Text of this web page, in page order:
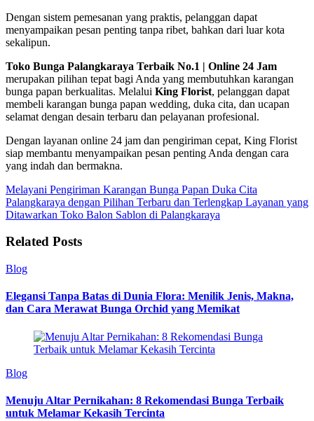
Dengan sistem pemesanan yang praktis, pelanggan dapat
menyampaikan pesan penting tanpa ribet, bahkan dari luar kota
sekalipun.
Toko Bunga Palangkaraya Terbaik No.1 | Online 24 Jam
merupakan pilihan tepat bagi Anda yang membutuhkan karangan
bunga papan berkualitas. Melalui King Florist, pelanggan dapat
membeli karangan bunga papan wedding, duka cita, dan ucapan
selamat dengan desain terbaru dan pelayanan profesional.
Dengan layanan online 24 jam dan pengiriman cepat, King Florist
siap membantu menyampaikan pesan penting Anda dengan cara
yang indah dan bermakna.
Melayani Pengiriman Karangan Bunga Papan Duka Cita
Palangkaraya dengan Pilihan Terbaru dan Terlengkap Layanan yang
Ditawarkan Toko Balon Sablon di Palangkaraya
Related Posts
Blog
Elegansi Tanpa Batas di Dunia Flora: Menilik Jenis, Makna,
dan Cara Merawat Bunga Orchid yang Memikat
Blog
Menuju Altar Pernikahan: 8 Rekomendasi Bunga Terbaik
untuk Melamar Kekasih Tercinta